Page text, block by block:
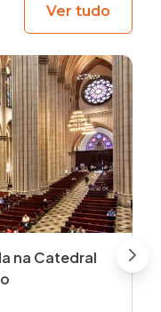
Ver tudo
na Catedral